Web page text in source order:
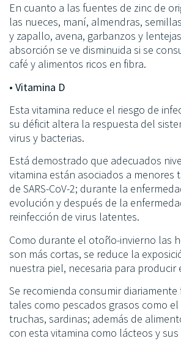
En cuanto a las fuentes de zinc de
las nueces, maní, almendras,
y zapallo, avena, garbanzos y
absorción se ve disminuida si se
café y alimentos ricos en fibra.
• Vitamina D
Esta vitamina reduce el riesgo de
su déficit altera la respuesta del
virus y bacterias.
Está demostrado que adecuados
vitamina están asociados a menores
de SARS-CoV-2; durante la
evolución y después de la
reinfección de virus latentes.
Como durante el otoño-invierno las
son más cortas, se reduce la
nuestra piel, necesaria para producir
Se recomienda consumir
tales como pescados grasos como
truchas, sardinas; además de
con esta vitamina como lácteos y